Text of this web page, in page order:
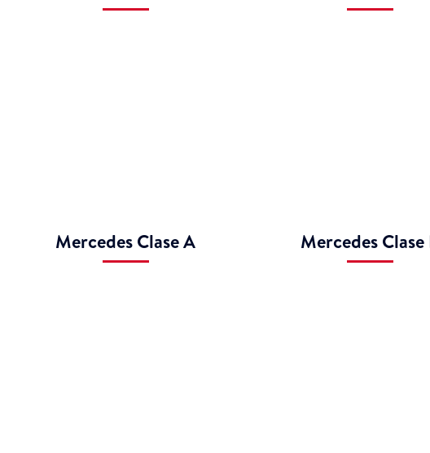
Mercedes Clase A Mercedes Clase